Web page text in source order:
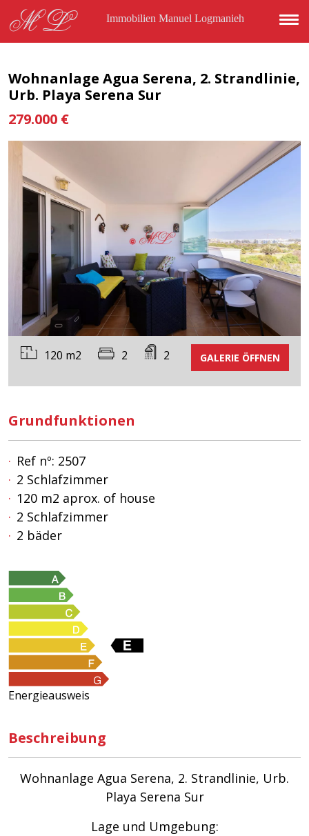
ML Immobilien Manuel Logmanieh
Wohnanlage Agua Serena, 2. Strandlinie,
Urb. Playa Serena Sur
279.000 €
120 m2 2 2 GALERIE ÖFFNEN
Grundfunktionen
Ref nº: 2507
2 Schlafzimmer
120 m2 aprox. of house
2 Schlafzimmer
2 bäder
Energieausweis
Beschreibung
Wohnanlage Agua Serena, 2. Strandlinie, Urb.
Playa Serena Sur
Lage und Umgebung: